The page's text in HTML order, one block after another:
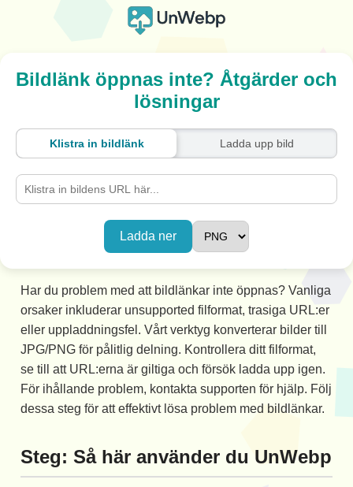
Bildlänk öppnas inte? Åtgärder och
lösningar
Klistra in bildlänk Ladda upp bild
Ladda ner
Har du problem med att bildlänkar inte öppnas? Vanliga
orsaker inkluderar unsupported filformat, trasiga URL:er
eller uppladdningsfel. Vårt verktyg konverterar bilder till
JPG/PNG för pålitlig delning. Kontrollera ditt filformat,
se till att URL:erna är giltiga och försök ladda upp igen.
För ihållande problem, kontakta supporten för hjälp. Följ
dessa steg för att effektivt lösa problem med bildlänkar.
Steg: Så här använder du UnWebp